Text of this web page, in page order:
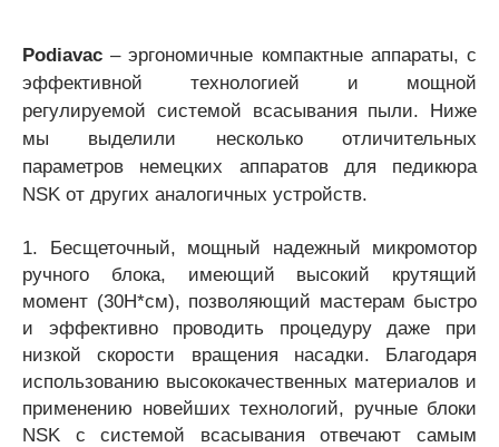
Podiavac– эргономичные компактные аппараты, с
эффективной технологией и мощной
регулируемой системой всасывания пыли. Ниже
мы выделили несколько отличительных
параметров немецких аппаратов для педикюра
NSK от других аналогичных устройств.
1. Бесщеточный, мощный надежный микромотор
ручного блока, имеющий высокий крутящий
момент (30H*см), позволяющий мастерам быстро
и эффективно проводить процедуру даже при
низкой скорости вращения насадки. Благодаря
использованию высококачественных материалов и
применению новейших технологий, ручные блоки
NSK с системой всасывания отвечают самым